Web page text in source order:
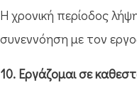
Η χρονική περίοδος
συνεννόηση με τον
10. Εργάζομαι σε